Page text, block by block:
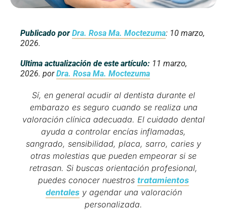
Publicado por Dra. Rosa Ma. Moctezuma: 10 marzo,
2026.
Ultima actualización de este artículo: 11 marzo,
2026. porDra. Rosa Ma. Moctezuma
Sí, en general acudir al dentista durante el
embarazo es seguro cuando se realiza una
valoración clínica adecuada. El cuidado dental
ayuda a controlar encías inflamadas,
sangrado, sensibilidad, placa, sarro, caries y
otras molestias que pueden empeorar si se
retrasan. Si buscas orientación profesional,
puedes conocer nuestros tratamientos
dentalesy agendar una valoración
personalizada.